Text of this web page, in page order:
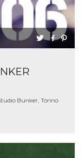
Bunker, Torino